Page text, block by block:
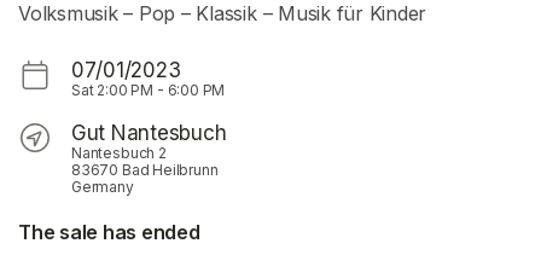
Volksmusik – Pop – Klassik – Musik für Kinder
07/01/2023
Sat 2:00 PM - 6:00 PM
Gut Nantesbuch
Nantesbuch 2
83670 Bad Heilbrunn
Germany
The sale has ended